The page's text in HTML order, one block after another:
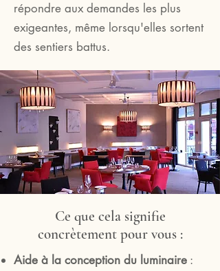
répondre aux demandes les plus
exigeantes, même lorsqu'elles sortent
des sentiers battus.
Ce que cela signifie
concrètement pour vous :
Aide à la conception du luminaire :